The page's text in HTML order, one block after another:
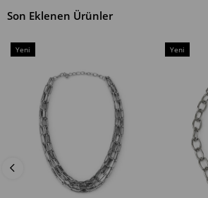
Son Eklenen Ürünler
Yeni
Yeni